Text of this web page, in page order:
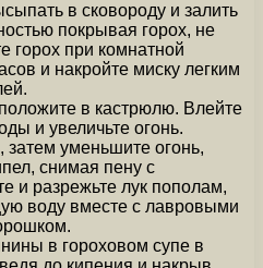
в сковороду и залить
покрывая горох, не
горох при комнатной
и накройте миску легким
в кастрюлю. Влейте
и увеличьте огонь.
затем уменьшите огонь,
снимая пену с
и разрежьте лук пополам,
воду вместе с лавровыми
в гороховом супе в